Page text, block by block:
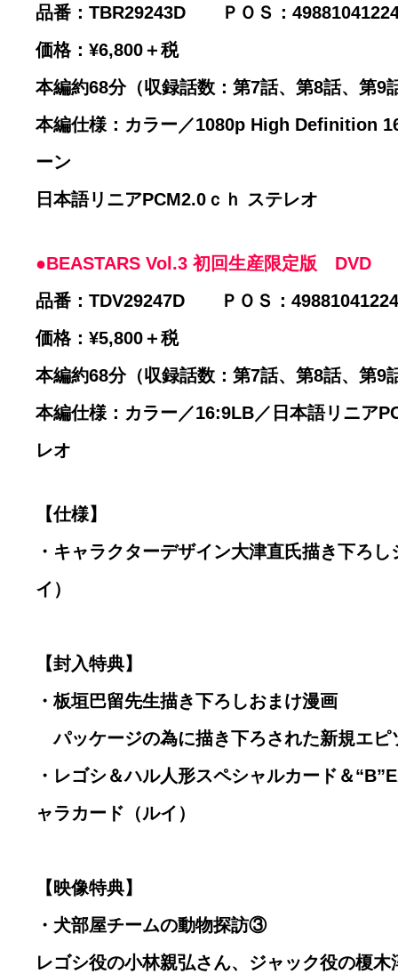
品番：TBR29243D ＰＯＳ：
価格：¥6,800＋税
本編約68分（収録話数：第7話、第8話、第9
本編仕様：カラー／1080p High Definition
ーン
日本語リニアPCM2.0ｃｈ ステレオ
●BEASTARS Vol.3 初回生産限定版 DVD
品番：TDV29247D ＰＯＳ：
価格：¥5,800＋税
本編約68分（収録話数：第7話、第8話、第9
本編仕様：カラー／16:9LB／日本語リニア
レオ
【仕様】
・キャラクターデザイン大津直氏描き下ろ
イ）
【封入特典】
・板垣巴留先生描き下ろしおまけ漫画
パッケージの為に描き下ろされた新規エピ
・レゴシ＆ハル人形スペシャルカード＆
ャラカード（ルイ）
【映像特典】
・犬部屋チームの動物探訪③
レゴシ役の小林親弘さん、ジャック役の榎